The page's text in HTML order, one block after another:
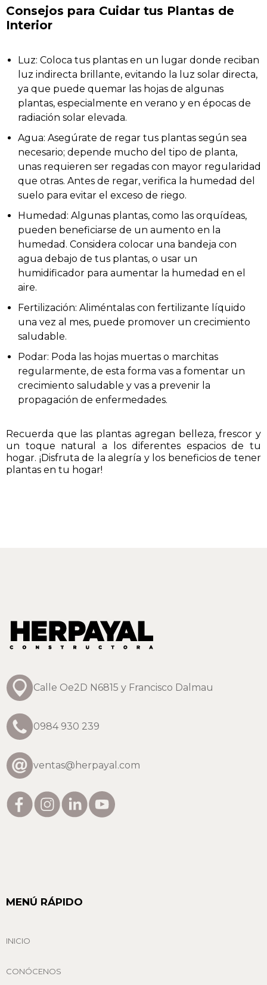
Consejos para Cuidar tus Plantas de
Interior
Luz: Coloca tus plantas en un lugar donde reciban
luz indirecta brillante, evitando la luz solar directa,
ya que puede quemar las hojas de algunas
plantas, especialmente en verano y en épocas de
radiación solar elevada.
Agua: Asegúrate de regar tus plantas según sea
necesario; depende mucho del tipo de planta,
unas requieren ser regadas con mayor regularidad
que otras. Antes de regar, verifica la humedad del
suelo para evitar el exceso de riego.
Humedad: Algunas plantas, como las orquídeas,
pueden beneficiarse de un aumento en la
humedad. Considera colocar una bandeja con
agua debajo de tus plantas, o usar un
humidificador para aumentar la humedad en el
aire.
Fertilización: Aliméntalas con fertilizante líquido
una vez al mes, puede promover un crecimiento
saludable.
Podar: Poda las hojas muertas o marchitas
regularmente, de esta forma vas a fomentar un
crecimiento saludable y vas a prevenir la
propagación de enfermedades.
Recuerda que las plantas agregan belleza, frescor y
un toque natural a los diferentes espacios de tu
hogar. ¡Disfruta de la alegría y los beneficios de tener
plantas en tu hogar!
Calle Oe2D N6815 y Francisco Dalmau
0984 930 239
ventas@herpayal.com
MENÚ RÁPIDO
INICIO
CONÓCENOS